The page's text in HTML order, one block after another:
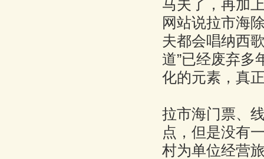
马夫了，再加
网站说拉市海
夫都会唱纳西
道”已经废弃多
化的元素，真
拉市海门票、
点，但是没有
村为单位经营